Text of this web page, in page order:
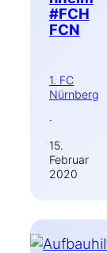
#FCH
FCN
1. FC
Nürnberg
·
15.
Februar
2020